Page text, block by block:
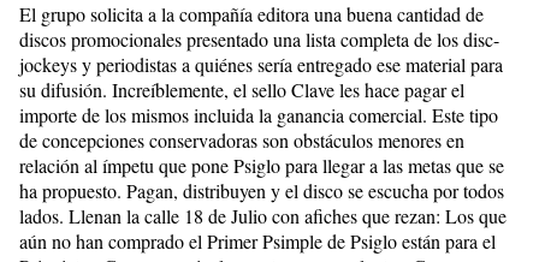
El grupo solicita a la compañía editora una buena cantidad de
discos promocionales presentado una lista completa de los disc-
jockeys y periodistas a quiénes sería entregado ese material para
su difusión. Increíblemente, el sello Clave les hace pagar el
importe de los mismos incluida la ganancia comercial. Este tipo
de concepciones conservadoras son obstáculos menores en
relación al ímpetu que pone Psiglo para llegar a las metas que se
ha propuesto. Pagan, distribuyen y el disco se escucha por todos
lados. Llenan la calle 18 de Julio con afiches que rezan: Los que
aún no han comprado el Primer Psimple de Psiglo están para el